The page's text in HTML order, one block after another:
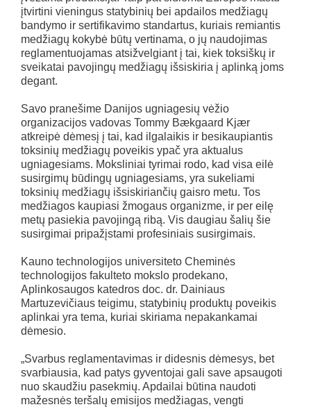
įtvirtini vieningus statybinių bei apdailos medžiagų
bandymo ir sertifikavimo standartus, kuriais remiantis
medžiagų kokybė būtų vertinama, o jų naudojimas
reglamentuojamas atsižvelgiant į tai, kiek toksiškų ir
sveikatai pavojingų medžiagų išsiskiria į aplinką joms
degant.
Savo pranešime Danijos ugniagesių vėžio
organizacijos vadovas Tommy Bækgaard Kjær
atkreipė dėmesį į tai, kad ilgalaikis ir besikaupiantis
toksinių medžiagų poveikis ypač yra aktualus
ugniagesiams. Moksliniai tyrimai rodo, kad visa eilė
susirgimų būdingų ugniagesiams, yra sukeliami
toksinių medžiagų išsiskiriančių gaisro metu. Tos
medžiagos kaupiasi žmogaus organizme, ir per eilę
metų pasiekia pavojingą ribą. Vis daugiau šalių šie
susirgimai pripažįstami profesiniais susirgimais.
Kauno technologijos universiteto Cheminės
technologijos fakulteto mokslo prodekano,
Aplinkosaugos katedros doc. dr. Dainiaus
Martuzevičiaus teigimu, statybinių produktų poveikis
aplinkai yra tema, kuriai skiriama nepakankamai
dėmesio.
„Svarbus reglamentavimas ir didesnis dėmesys, bet
svarbiausia, kad patys gyventojai gali save apsaugoti
nuo skaudžiu pasekmių. Apdailai būtina naudoti
mažesnės teršalų emisijos medžiagas, vengti